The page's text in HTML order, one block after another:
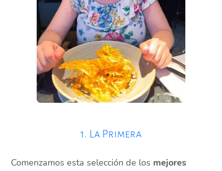
1. La Primera
Comenzamos esta selección de los mejores